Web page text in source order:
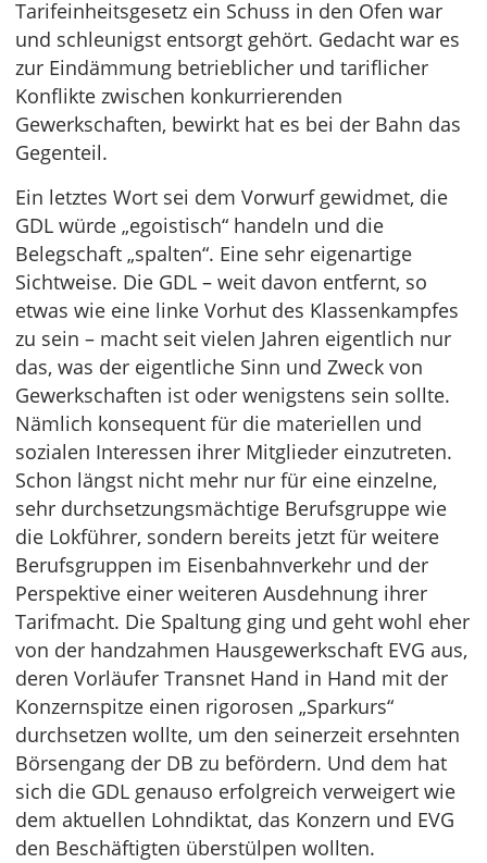
Tarifeinheitsgesetz ein Schuss in den Ofen war
und schleunigst entsorgt gehört. Gedacht war es
zur Eindämmung betrieblicher und tariflicher
Konflikte zwischen konkurrierenden
Gewerkschaften, bewirkt hat es bei der Bahn das
Gegenteil.
Ein letztes Wort sei dem Vorwurf gewidmet, die
GDL würde „egoistisch“ handeln und die
Belegschaft „spalten“. Eine sehr eigenartige
Sichtweise. Die GDL – weit davon entfernt, so
etwas wie eine linke Vorhut des Klassenkampfes
zu sein – macht seit vielen Jahren eigentlich nur
das, was der eigentliche Sinn und Zweck von
Gewerkschaften ist oder wenigstens sein sollte.
Nämlich konsequent für die materiellen und
sozialen Interessen ihrer Mitglieder einzutreten.
Schon längst nicht mehr nur für eine einzelne,
sehr durchsetzungsmächtige Berufsgruppe wie
die Lokführer, sondern bereits jetzt für weitere
Berufsgruppen im Eisenbahnverkehr und der
Perspektive einer weiteren Ausdehnung ihrer
Tarifmacht. Die Spaltung ging und geht wohl eher
von der handzahmen Hausgewerkschaft EVG aus,
deren Vorläufer Transnet Hand in Hand mit der
Konzernspitze einen rigorosen „Sparkurs“
durchsetzen wollte, um den seinerzeit ersehnten
Börsengang der DB zu befördern. Und dem hat
sich die GDL genauso erfolgreich verweigert wie
dem aktuellen Lohndiktat, das Konzern und EVG
den Beschäftigten überstülpen wollten.